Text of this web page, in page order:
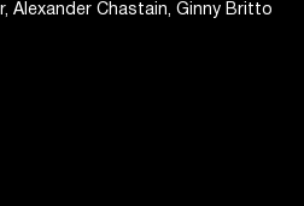
Alexander Chastain Ginny Britto